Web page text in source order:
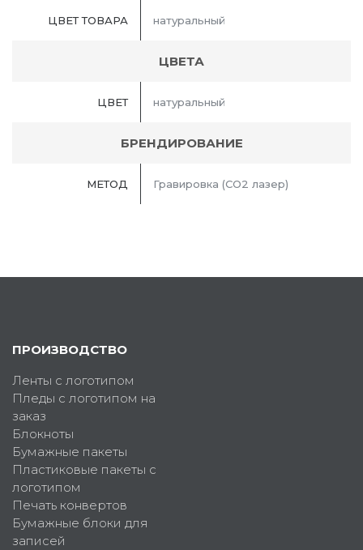
ЦВЕТ ТОВАРА натуральный
ЦВЕТА
ЦВЕТ натуральный
БРЕНДИРОВАНИЕ
МЕТОД Гравировка (CO2 лазер)
ПРОИЗВОДСТВО
Ленты с логотипом
Пледы с логотипом на
заказ
Блокноты
Бумажные пакеты
Пластиковые пакеты с
логотипом
Печать конвертов
Бумажные блоки для
записей